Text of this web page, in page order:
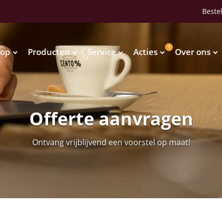
1
Waterkoelers
Waterkoelers
Vendingmachines
Vendingmachines
Producten Service Acties Over ons
Offerte aanvragen
Ontvang vrijblijvend een voorstel op maat!